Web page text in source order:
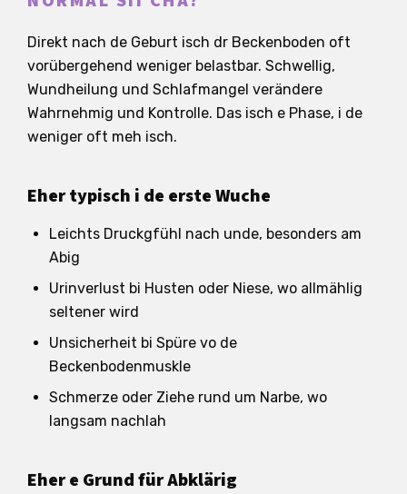
Direkt nach de Geburt isch dr Beckenboden oft
vorübergehend weniger belastbar. Schwellig,
Wundheilung und Schlafmangel verändere
Wahrnehmig und Kontrolle. Das isch e Phase, i de
weniger oft meh isch.
Eher typisch i de erste Wuche
Leichts Druckgfühl nach unde, besonders am
Abig
Urinverlust bi Husten oder Niese, wo allmählig
seltener wird
Unsicherheit bi Spüre vo de
Beckenbodenmuskle
Schmerze oder Ziehe rund um Narbe, wo
langsam nachlah
Eher e Grund für Abklärig